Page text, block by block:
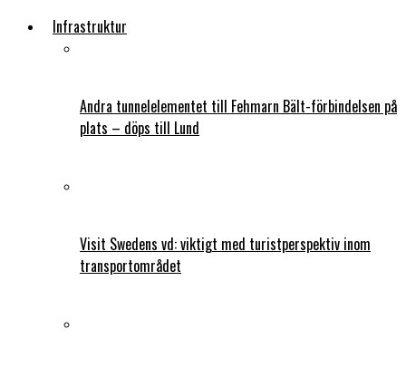
Infrastruktur
Andra tunnelelementet till Fehmarn Bält-förbindelsen på
plats – döps till Lund
Visit Swedens vd: viktigt med turistperspektiv inom
transportområdet